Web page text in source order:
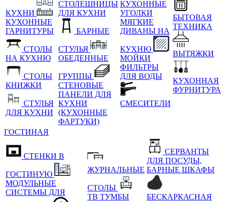
КУХНИ
КУХОННЫЕ
ГАРНИТУРЫ
СТОЛЫ
НА КУХНЮ
СТОЛЫ
КНИЖКИ
СТУЛЬЯ
ДЛЯ КУХНИ
СТОЛЕШНИЦЫ
ДЛЯ КУХНИ
БАРНЫЕ
СТУЛЬЯ
ОБЕДЕННЫЕ
ГРУППЫ
СТЕНОВЫЕ
ПАНЕЛИ ДЛЯ
КУХНИ
(КУХОННЫЕ
ФАРТУКИ)
КУХОННЫЕ
УГОЛКИ
МЯГКИЕ
ДИВАНЫ НА
КУХНЮ
МОЙКИ
ФИЛЬТРЫ
ДЛЯ ВОДЫ
СМЕСИТЕЛИ
БЫТОВАЯ
ТЕХНИКА
ВЫТЯЖКИ
КУХОННАЯ
ФУРНИТУРА
ГОСТИНАЯ
СТЕНКИ В
ГОСТИНУЮ
МОДУЛЬНЫЕ
СИСТЕМЫ ДЛЯ
ЖУРНАЛЬНЫЕ
СТОЛЫ
ТВ ТУМБЫ
СЕРВАНТЫ
ДЛЯ ПОСУДЫ,
БАРНЫЕ ШКАФЫ
БЕСКАРКАСНАЯ